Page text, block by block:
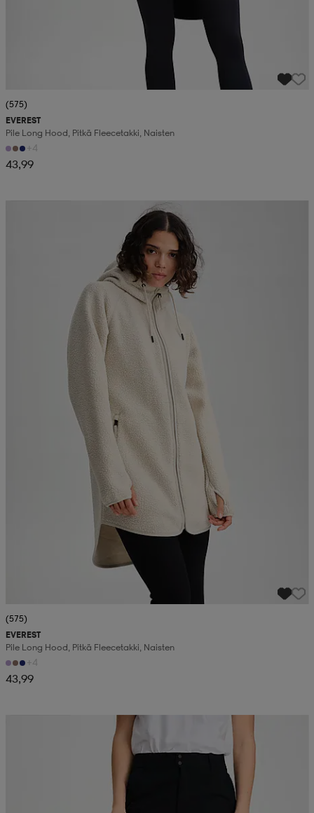
(575)
EVEREST
Pile Long Hood, Pitkä Fleecetakki, Naisten
+4
43,99
(575)
EVEREST
Pile Long Hood, Pitkä Fleecetakki, Naisten
+4
43,99